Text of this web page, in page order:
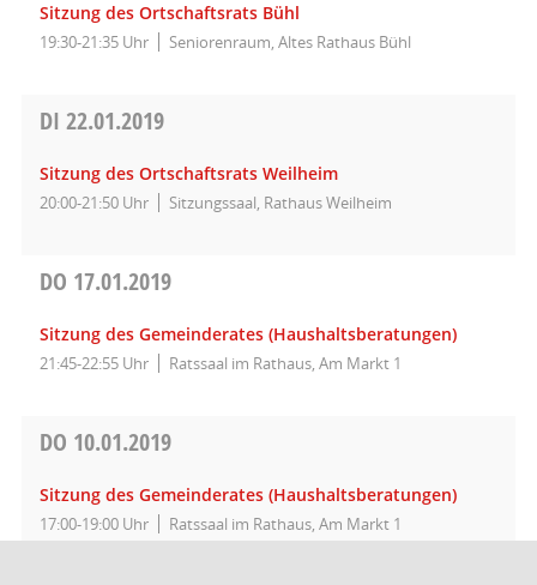
Sitzung des Ortschaftsrats Bühl
19:30-21:35 Uhr Seniorenraum, Altes Rathaus Bühl
DI 22.01.2019
Sitzung des Ortschaftsrats Weilheim
20:00-21:50 Uhr Sitzungssaal, Rathaus Weilheim
DO 17.01.2019
Sitzung des Gemeinderates (Haushaltsberatungen)
21:45-22:55 Uhr Ratssaal im Rathaus, Am Markt 1
DO 10.01.2019
Sitzung des Gemeinderates (Haushaltsberatungen)
17:00-19:00 Uhr Ratssaal im Rathaus, Am Markt 1